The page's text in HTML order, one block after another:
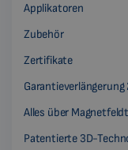
Applikatoren
Zubehör
Zertifikate
Garantieverlängerung
Alles über
Patentierte 3D-